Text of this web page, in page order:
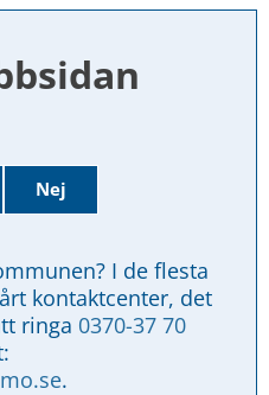
Nej
I de flesta
kontaktcenter, det
ringa 0370-37 70
.